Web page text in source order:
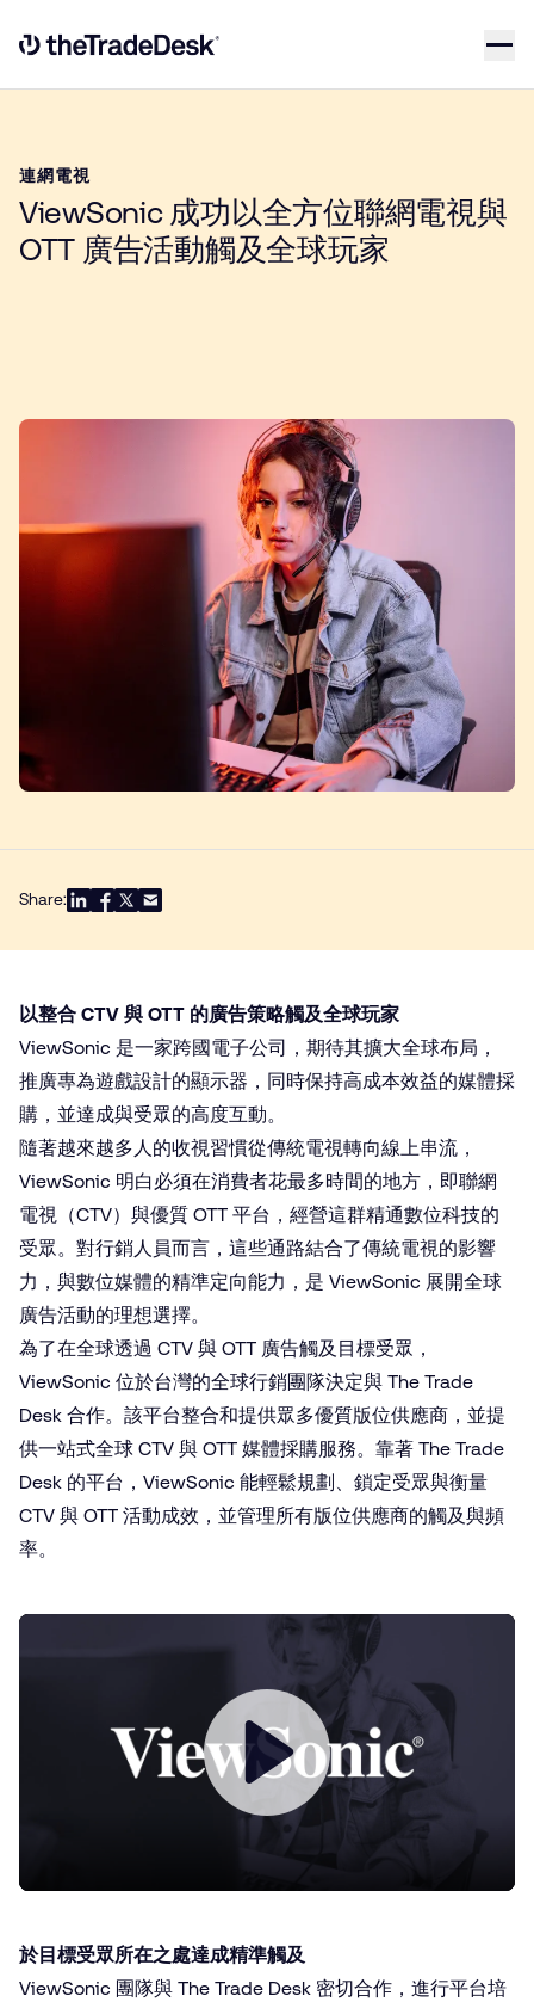
Link to The Trade Desk Home Page
連網電視
ViewSonic 成功以全方位聯網電視與
OTT 廣告活動觸及全球玩家
Share:
以整合 CTV 與 OTT 的廣告策略觸及全球玩家
ViewSonic 是一家跨國電子公司，期待其擴大全球布局，
推廣專為遊戲設計的顯示器，同時保持高成本效益的媒體採
購，並達成與受眾的高度互動。
隨著越來越多人的收視習慣從傳統電視轉向線上串流，
ViewSonic 明白必須在消費者花最多時間的地方，即聯網
電視（CTV）與優質 OTT 平台，經營這群精通數位科技的
受眾。對行銷人員而言，這些通路結合了傳統電視的影響
力，與數位媒體的精準定向能力，是 ViewSonic 展開全球
廣告活動的理想選擇。
為了在全球透過 CTV 與 OTT 廣告觸及目標受眾，
ViewSonic 位於台灣的全球行銷團隊決定與 The Trade
Desk 合作。該平台整合和提供眾多優質版位供應商，並提
供一站式全球 CTV 與 OTT 媒體採購服務。靠著 The Trade
Desk 的平台，ViewSonic 能輕鬆規劃、鎖定受眾與衡量
CTV 與 OTT 活動成效，並管理所有版位供應商的觸及與頻
率。
Play
於目標受眾所在之處達成精準觸及
ViewSonic 團隊與 The Trade Desk 密切合作，進行平台培